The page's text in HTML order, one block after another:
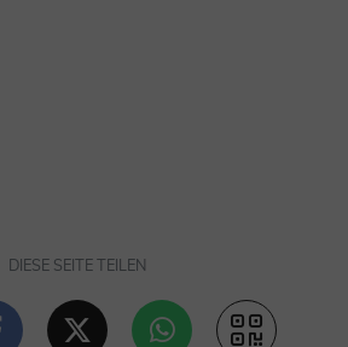
DIESE SEITE TEILEN